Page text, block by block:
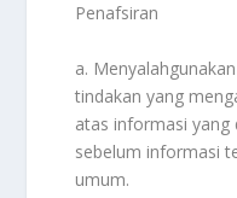
Penafsiran
a.
tindakan yang
atas informasi yang
sebelum informasi
umum.